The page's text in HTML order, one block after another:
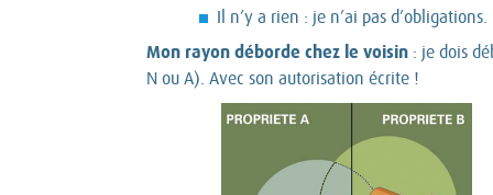
Il n’y a rien : je n’ai pas d’obligations.
Mon rayon déborde chez le voisin : je dois
N ou A). Avec son autorisation écrite !